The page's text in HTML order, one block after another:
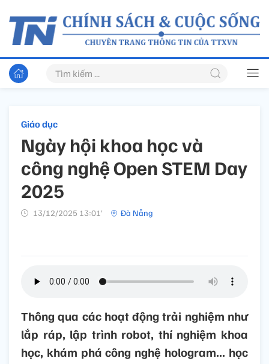
Giáo dục
Ngày hội khoa học và
công nghệ Open STEM Day
2025
13/12/2025 13:01’ Đà Nẵng
Thông qua các hoạt động trải nghiệm như
lắp ráp, lập trình robot, thí nghiệm khoa
học, khám phá công nghệ hologram... học